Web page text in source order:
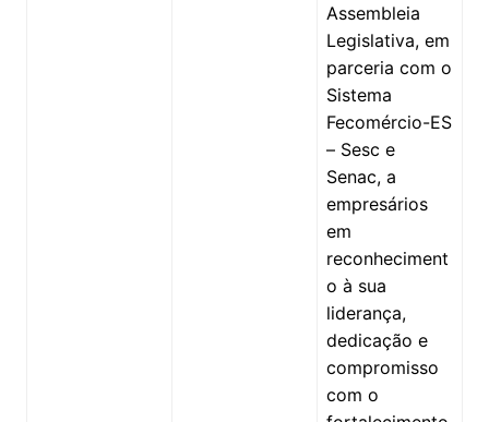
Assembleia
Legislativa, em
parceria com o
Sistema
Fecomércio-ES
– Sesc e
Senac, a
empresários
em
reconheciment
o à sua
liderança,
dedicação e
compromisso
com o